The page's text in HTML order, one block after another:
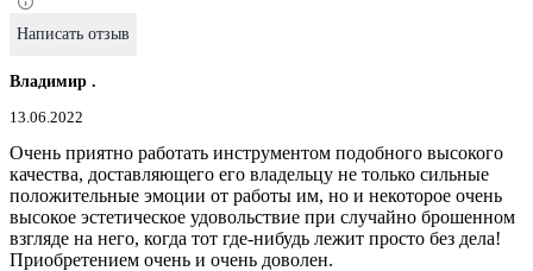
Написать отзыв
Владимир .
13.06.2022
Очень приятно работать инструментом подобного высокого
качества, доставляющего его владельцу не только сильные
положительные эмоции от работы им, но и некоторое очень
высокое эстетическое удовольствие при случайно брошенном
взгляде на него, когда тот где-нибудь лежит просто без дела!
Приобретением очень и очень доволен.